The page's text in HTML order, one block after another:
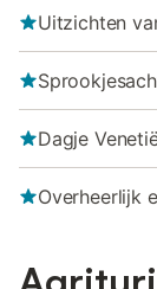
Uitzichten
Dagje
Overheerlijk